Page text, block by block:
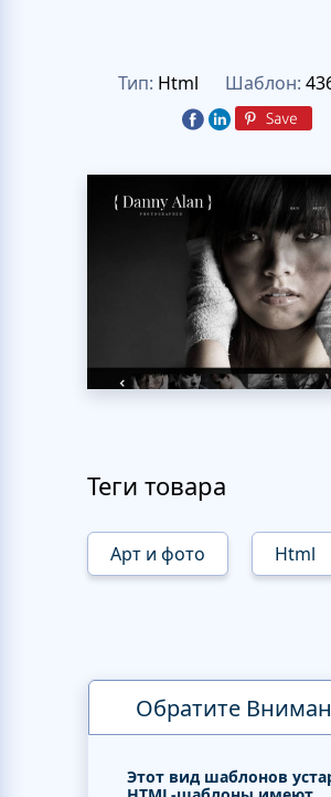
Тип: Html Шаблон:
Теги товара
Арт и фото Html
Обратите
Этот вид шаблонов